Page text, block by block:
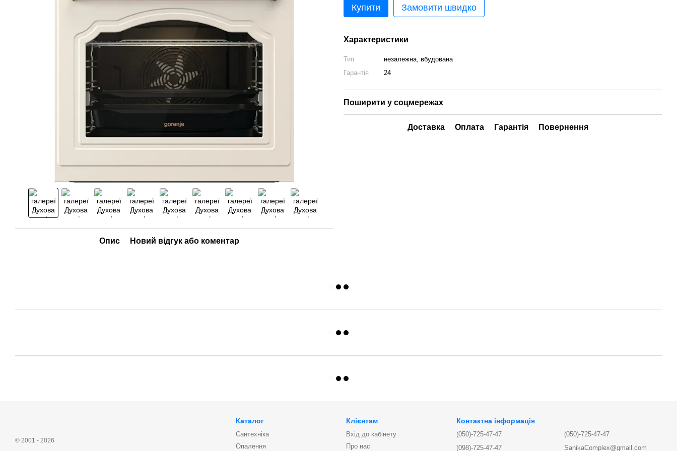
Опис Новий відгук або коментар
Купити Замовити швидко
Характеристики
Тип
незалежна, вбудована
Гарантія
24
Поширити у соцмережах
Доставка Оплата Гарантія Повернення
© 2001 - 2026
Каталог
Сантехніка
Опалення
Клієнтам
Вхід до кабінету
Про нас
Контактна інформація
(050)-725-47-47
(098)-725-47-47
(050)-725-47-47
SanikaComplex@gmail.com